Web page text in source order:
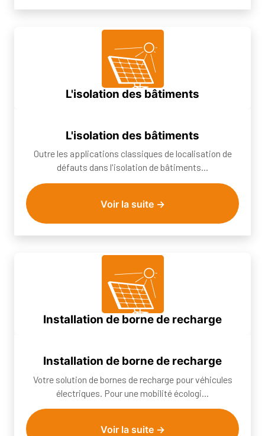
L'isolation des bâtiments
L'isolation des bâtiments
Outre les applications classiques de localisation de
défauts dans l'isolation de bâtiments...
Voir la suite →
Installation de borne de recharge
Installation de borne de recharge
Votre solution de bornes de recharge pour véhicules
électriques. Pour une mobilité écologi...
Voir la suite →